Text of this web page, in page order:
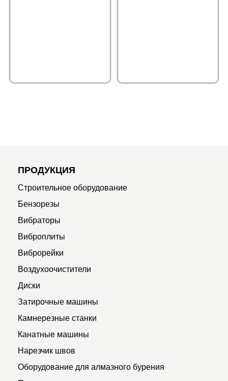
ПРОДУКЦИЯ
Строительное оборудование
Бензорезы
Вибраторы
Виброплиты
Виброрейки
Воздухоочистители
Диски
Затирочные машины
Камнерезные станки
Канатные машины
Нарезчик швов
Оборудование для алмазного бурения